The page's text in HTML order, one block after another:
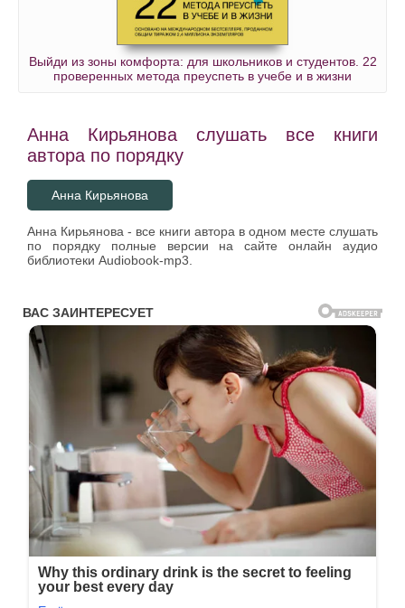
Выйди из зоны комфорта: для школьников и студентов. 22
проверенных метода преуспеть в учебе и в жизни
Анна Кирьянова слушать все книги
автора по порядку
Анна Кирьянова
Анна Кирьянова - все книги автора в одном месте слушать
по порядку полные версии на сайте онлайн аудио
библиотеки Audiobook-mp3.